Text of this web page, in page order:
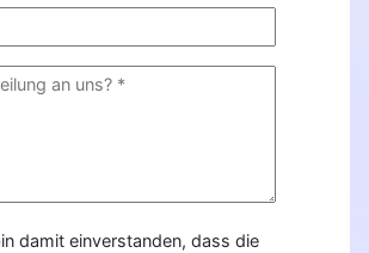
damit einverstanden, dass die